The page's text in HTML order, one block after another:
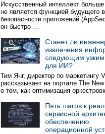
Искусственный интеллект больше
не является функцией будущего
безопасности приложений
он быстро …
Станет ли
извлечения
следующим
для ИИ?
Тим Янг, директор по маркетингу
рассказывает на портале The
о том, как оптимизация
Пять шагов к
сервисной
обеспечению
операционной